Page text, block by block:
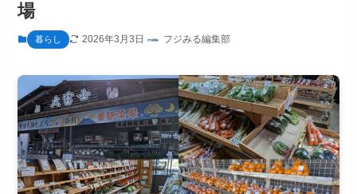
場
暮らし 2026年3月3日 フジみる編集部